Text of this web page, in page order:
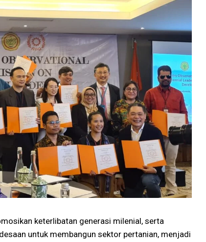
keterlibatan generasi milenial, serta
untuk membangun sektor pertanian, menjadi